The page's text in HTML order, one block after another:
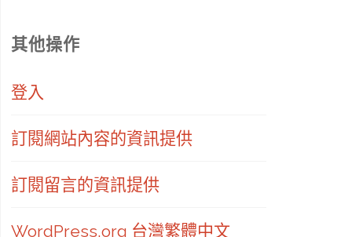
其他操作
登入
訂閱網站內容的資訊提供
訂閱留言的資訊提供
WordPress.org 台灣繁體中文